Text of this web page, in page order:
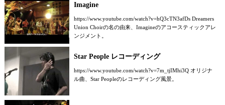
Imagine
https://www.youtube.com/watch?v=hQ3cTN3afDs Dreamers
Union Choirの名の由来、Imagineのアコースティックアレ
ンジメント。
Star People レコーディング
https://www.youtube.com/watch?v=7m_tjIMhi3Q オリジナ
ル曲、Star Peopleのレコーディング風景。